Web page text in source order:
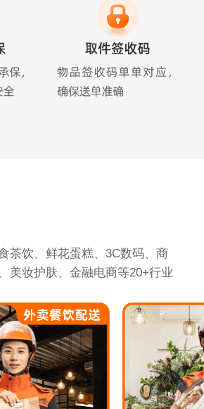
茶饮、鲜花蛋糕、3C数码、商
美妆护肤、金融电商等20+行业